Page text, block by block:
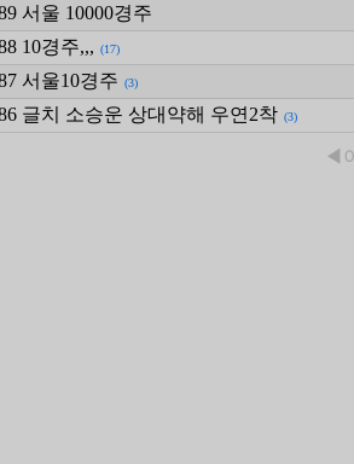
서울 10000경주
10경주,,, (17)
서울10경주 (3)
글치 소승운 상대약해 우연2착 (3)
◀